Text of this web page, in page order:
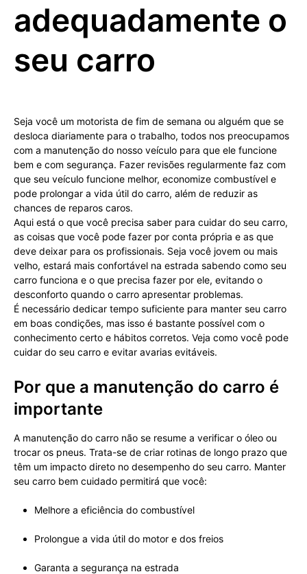
adequadamente o
seu carro
Seja você um motorista de fim de semana ou alguém que se
desloca diariamente para o trabalho, todos nos preocupamos
com a manutenção do nosso veículo para que ele funcione
bem e com segurança. Fazer revisões regularmente faz com
que seu veículo funcione melhor, economize combustível e
pode prolongar a vida útil do carro, além de reduzir as
chances de reparos caros.
Aqui está o que você precisa saber para cuidar do seu carro,
as coisas que você pode fazer por conta própria e as que
deve deixar para os profissionais. Seja você jovem ou mais
velho, estará mais confortável na estrada sabendo como seu
carro funciona e o que precisa fazer por ele, evitando o
desconforto quando o carro apresentar problemas.
É necessário dedicar tempo suficiente para manter seu carro
em boas condições, mas isso é bastante possível com o
conhecimento certo e hábitos corretos. Veja como você pode
cuidar do seu carro e evitar avarias evitáveis.
Por que a manutenção do carro é
importante
A manutenção do carro não se resume a verificar o óleo ou
trocar os pneus. Trata-se de criar rotinas de longo prazo que
têm um impacto direto no desempenho do seu carro. Manter
seu carro bem cuidado permitirá que você:
Melhore a eficiência do combustível
Prolongue a vida útil do motor e dos freios
Garanta a segurança na estrada